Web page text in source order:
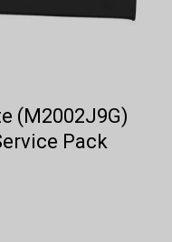
(M2002J9G)
Pack